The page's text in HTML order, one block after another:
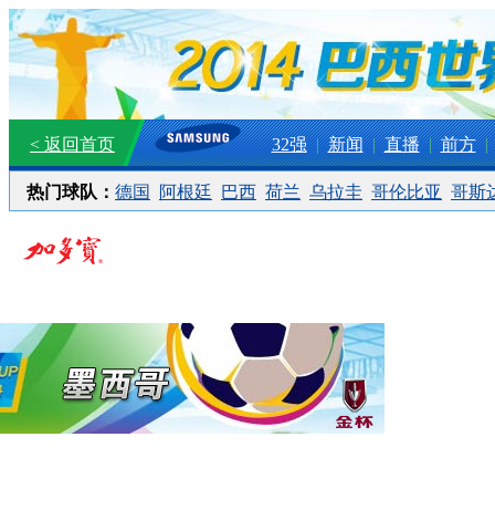
< 返回首页 32强 | 新闻 | 直播 | 前方 |
热门球队： 德国 阿根廷 巴西 荷兰 乌拉圭 哥伦比亚 哥斯